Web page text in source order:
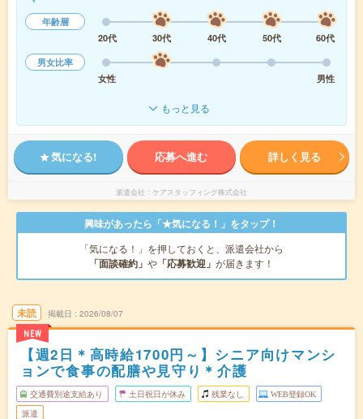
年齢層
20代
30代 40代 50代
60代
男女比率
女性
男性
もっと見る
気になる! 応募へ進む 詳しく見る
派遣会社 ケアスタッフィング株式会社
興味があったら「★気になる！」をタップ！
「気になる！」を押しておくと、派遣会社から
「面談確約」 や 「応募歓迎」 が届きます！
未読
NEW
掲載日 2026/08/07
【週2日＊高時給1700円～】シニア向けマンシ
ョンで食事の配膳や見守り＊介護
交通費別途支給あり 土日祝日が休み 残業なし WEB登録OK
派遣